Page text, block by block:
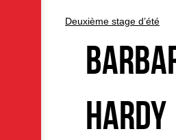
Deuxième stage d’été
Hardy